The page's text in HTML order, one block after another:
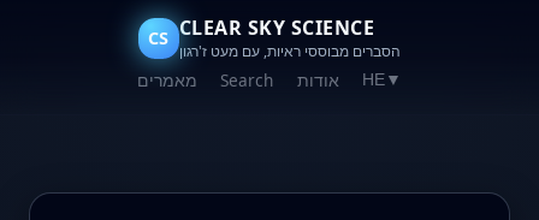
CS CLEAR SKY SCIENCE
הסברים מבוססי ראיות, עם מעט ז'רגון
מאמרים Search אודות HE▼